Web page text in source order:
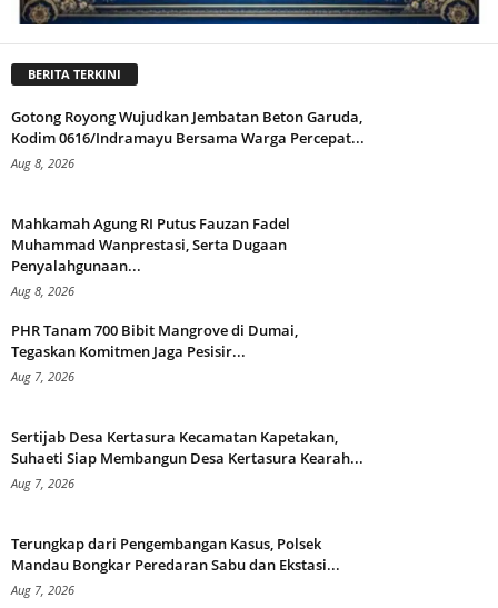
BERITA TERKINI
Gotong Royong Wujudkan Jembatan Beton Garuda,
Kodim 0616/Indramayu Bersama Warga Percepat...
Aug 8, 2026
Mahkamah Agung RI Putus Fauzan Fadel
Muhammad Wanprestasi, Serta Dugaan
Penyalahgunaan...
Aug 8, 2026
PHR Tanam 700 Bibit Mangrove di Dumai,
Tegaskan Komitmen Jaga Pesisir...
Aug 7, 2026
Sertijab Desa Kertasura Kecamatan Kapetakan,
Suhaeti Siap Membangun Desa Kertasura Kearah...
Aug 7, 2026
Terungkap dari Pengembangan Kasus, Polsek
Mandau Bongkar Peredaran Sabu dan Ekstasi...
Aug 7, 2026